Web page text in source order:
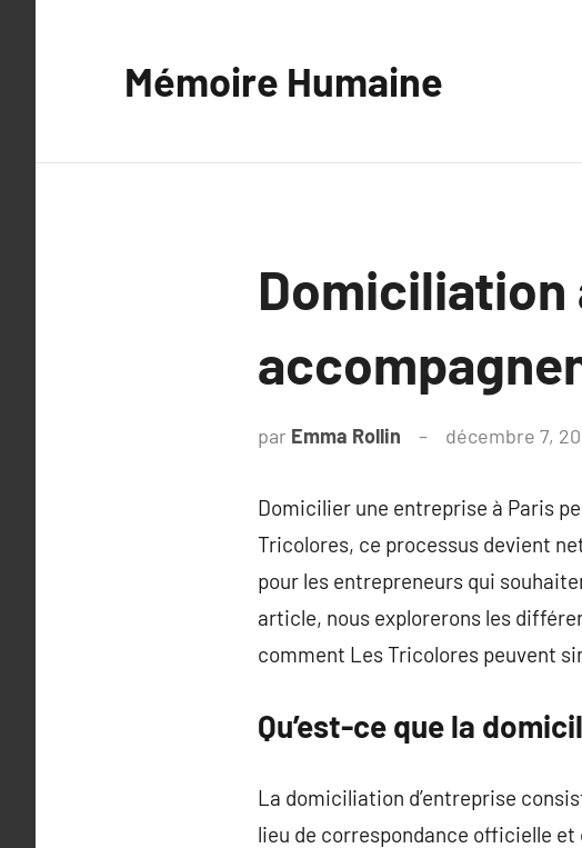
Mémoire Humaine
Domiciliation
par Emma Rollin décembre 7,
Domicilier une entreprise à Paris
Tricolores, ce processus devient
pour les entrepreneurs qui
article, nous explorerons les
comment Les Tricolores peuvent
Qu’est-ce que la
La domiciliation d’entreprise
lieu de correspondance officielle et